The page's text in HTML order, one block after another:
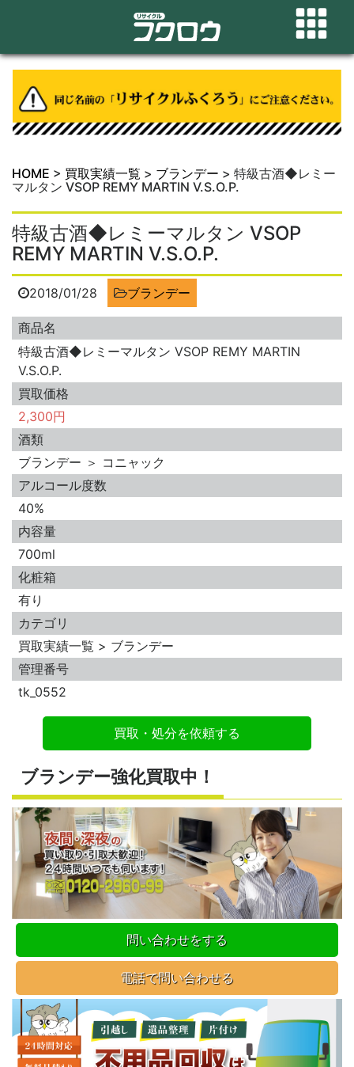
HOME > 買取実績一覧 > ブランデー > 特級古酒◆レミー
マルタン VSOP REMY MARTIN V.S.O.P.
特級古酒◆レミーマルタン VSOP
REMY MARTIN V.S.O.P.
2018/01/28 ブランデー
商品名
特級古酒◆レミーマルタン VSOP REMY MARTIN
V.S.O.P.
買取価格
2,300円
酒類
ブランデー ＞ コニャック
アルコール度数
40%
内容量
700ml
化粧箱
有り
カテゴリ
買取実績一覧 > ブランデー
管理番号
tk_0552
買取・処分を依頼する
ブランデー強化買取中！
問い合わせをする
電話で問い合わせる